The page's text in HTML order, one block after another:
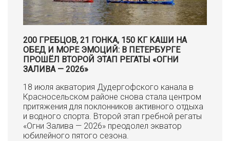
200 ГРЕБЦОВ, 21 ГОНКА, 150 КГ КАШИ НА
ОБЕД И МОРЕ ЭМОЦИЙ: В ПЕТЕРБУРГЕ
ПРОШЁЛ ВТОРОЙ ЭТАП РЕГАТЫ «ОГНИ
ЗАЛИВА — 2026»
18 июля акватория Дудергофского канала в
Красносельском районе снова стала центром
притяжения для поклонников активного отдыха
и водного спорта. Второй этап гребной регаты
«Огни Залива — 2026» преодолел экватор
юбилейного пятого сезона.